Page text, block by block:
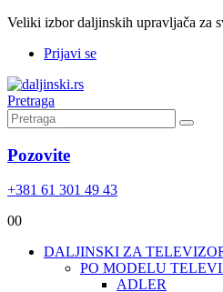
Veliki izbor daljinskih upravljača za
Prijavi se
Pretraga
Pozovite
+381 61 301 49 43
00
DALJINSKI ZA
PO MODELU
ADLER